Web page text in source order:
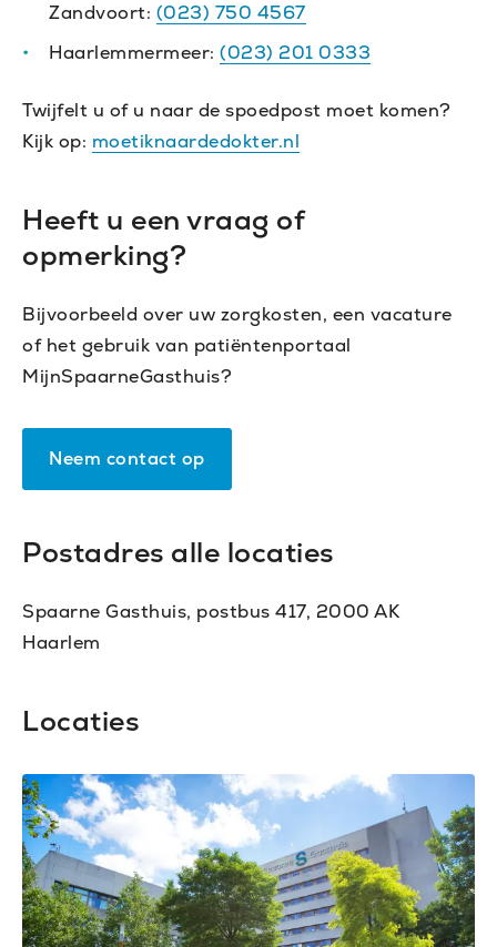
Zandvoort: (023) 750 4567
Haarlemmermeer: (023) 201 0333
Twijfelt u of u naar de spoedpost moet komen?
Kijk op: moetiknaardedokter.nl
Heeft u een vraag of
opmerking?
Bijvoorbeeld over uw zorgkosten, een vacature
of het gebruik van patiëntenportaal
MijnSpaarneGasthuis?
Neem contact op
Postadres alle locaties
Spaarne Gasthuis, postbus 417, 2000 AK
Haarlem
Locaties